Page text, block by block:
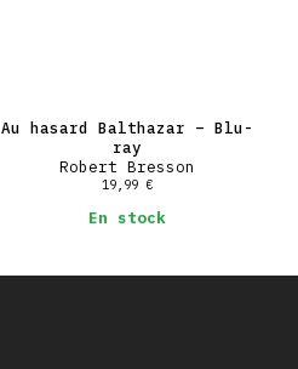
Au hasard Balthazar – Blu-
ray
Robert Bresson
19,99 €
En stock